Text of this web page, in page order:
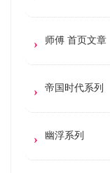
师傅 首页文章
帝国时代系列
幽浮系列